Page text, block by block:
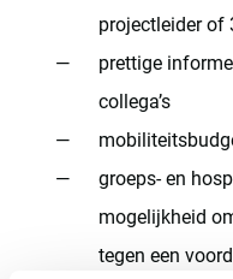
projectleider of
prettige
collega’s
groeps- en
mogelijkheid
tegen een